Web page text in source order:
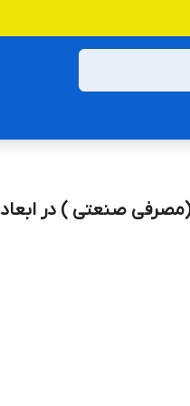
صنعتی ) در ابعاد 10-45-80